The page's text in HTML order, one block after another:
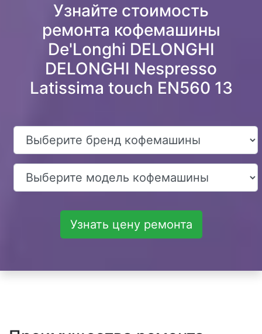
Узнайте стоимость
ремонта кофемашины
De'Longhi DELONGHI
DELONGHI Nespresso
Latissima touch EN560 13
Узнать цену ремонта